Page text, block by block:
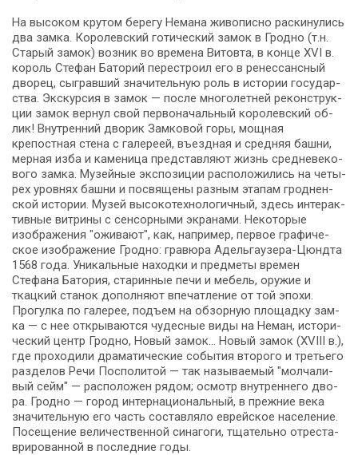
На вы­со­ком кру­том бе­ре­гу Не­ма­на жи­во­пис­но рас­ки­ну­лись
два зам­ка. Ко­ро­лев­ский го­ти­че­ский за­мок в Грод­но (т.н.
Старый замок) воз­ник во вре­ме­на Ви­то­вта, в кон­це XVI в.
ко­роль Сте­фан Ба­то­рий пе­ре­стро­ил его в ре­нес­санс­ный
дво­рец, сыг­рав­ший зна­чи­тель­ную роль в ис­то­рии го­су­дар­
ства. Экс­кур­сия в за­мок — по­сле многолетней ре­кон­струк­
ции за­мок вернул свой первоначальный королевский об­
лик! Внутренний дво­рик Зам­ко­вой го­ры, мощная
крепостная стена с галереей, въездная и средняя баш­ни,
мерная изба и каменица пред­став­ля­ют жизнь сред­не­ве­ко­
во­го зам­ка. Музейные экс­по­зи­ции рас­по­ло­жи­лись на че­ты­
рех уров­нях баш­ни и по­свя­ще­ны разным этапам грод­нен­
ской ис­то­рии. Музей высокотехнологичный, здесь ин­тер­ак­
тив­ные витрины с сенсорными экранами. Не­ко­то­рые
изображения "оживают", как, на­при­мер, пер­вое гра­фи­че­
ское изображение Грод­но: гравюра Адельгаузера-Цюндта
1568 го­да. Уникальные на­ход­ки и пред­ме­ты вре­мен
Стефана Батория, ста­рин­ные пе­чи и ме­бель, ору­жие и
ткацкий станок до­пол­ня­ют впе­чат­ле­ние от той эпо­хи.
Прогулка по галерее, подъ­ем на обзорную пло­щад­ку зам­
ка — с нее от­кры­ва­ют­ся чу­дес­ные ви­ды на Не­ман, ис­то­ри­
че­ский центр Грод­но, Но­вый за­мок… Новый замок (XVIII в.),
где про­хо­ди­ли дра­ма­ти­че­ские со­бы­тия вто­ро­го и тре­тье­го
раз­де­лов Ре­чи Поспо­ли­той — так на­зы­ва­е­мый "мол­ча­ли­
вый сейм" — рас­по­ло­жен ря­дом; осмотр внут­рен­не­го дво­
ра. Грод­но — го­род ин­тер­на­ци­о­наль­ный, в преж­ние ве­ка
зна­чи­тель­ную его часть со­став­ля­ло ев­рей­ское на­се­ле­ние.
По­се­ще­ние ве­ли­че­ствен­ной синагоги, тща­тель­но от­ре­ста­
ври­ро­ван­ной в по­след­ние го­ды.